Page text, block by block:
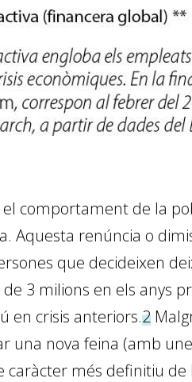
el comportament de la
Aquesta renúncia o
que decideixen
3 milions en els anys
en crisis anteriors.2
una nova feina (amb
més definitiu